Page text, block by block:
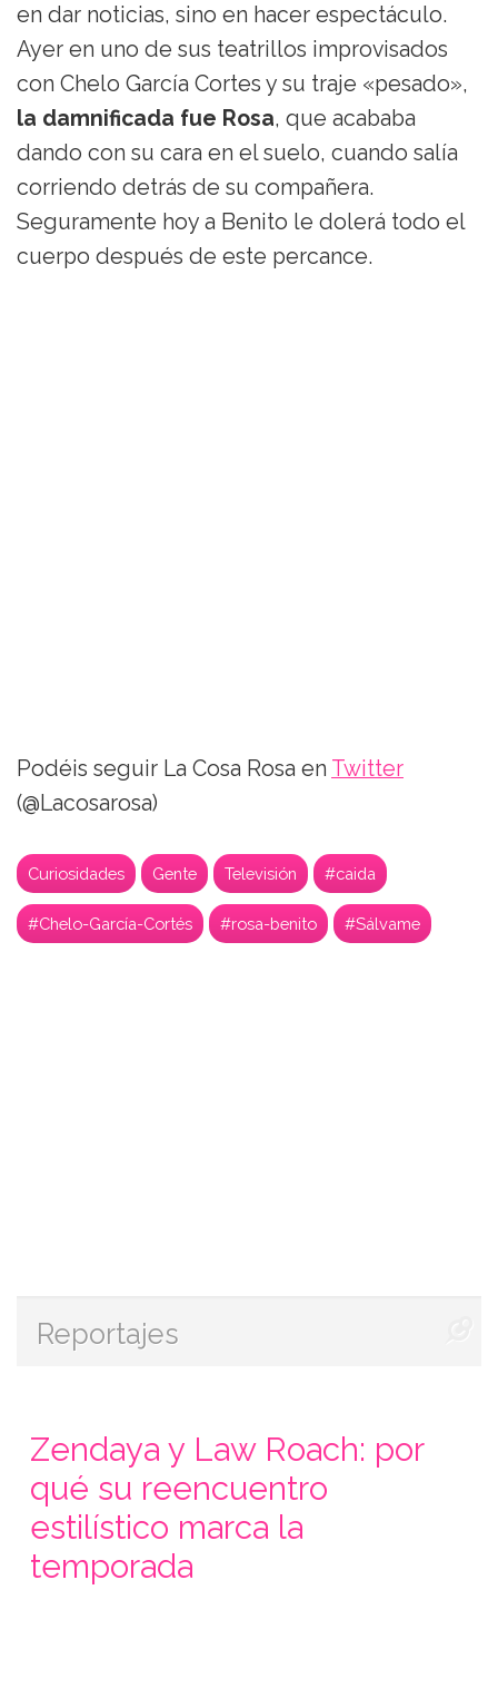
en dar noticias, sino en hacer espectáculo.
Ayer en uno de sus teatrillos improvisados
con Chelo García Cortes y su traje «pesado»,
la damnificada fue Rosa, que acababa
dando con su cara en el suelo, cuando salía
corriendo detrás de su compañera.
Seguramente hoy a Benito le dolerá todo el
cuerpo después de este percance.
Podéis seguir La Cosa Rosa en Twitter
(@Lacosarosa)
Curiosidades Gente Televisión #caida
#Chelo-García-Cortés #rosa-benito #Sálvame
Reportajes
Zendaya y Law Roach: por
qué su reencuentro
estilístico marca la
temporada